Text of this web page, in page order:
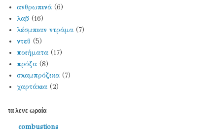
ανθρωπινά (6)
λαβ (16)
λέσμπιαν ντράμα (7)
ντεθ (5)
ποιήματα (17)
πρόζα (8)
σκαμπρόζικα (7)
χαρτάκια (2)
τα λενε ωραία
combustions